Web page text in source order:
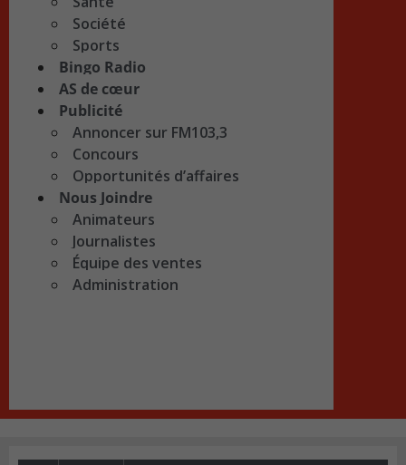
Société
Sports
Bingo Radio
AS de cœur
Publicité
Annoncer sur FM103,3
Concours
Opportunités d’affaires
Nous Joindre
Animateurs
Journalistes
Équipe des ventes
Administration